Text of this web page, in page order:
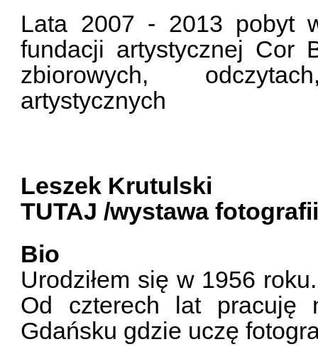
Lata 2007 - 2013 pobyt
fundacji artystycznej Cor
zbiorowych,
artystycznych
Leszek Krutulski
TUTAJ /wystawa
Bio
Urodziłem się w 1956
Od czterech lat pracuję
Gdańsku gdzie uczę